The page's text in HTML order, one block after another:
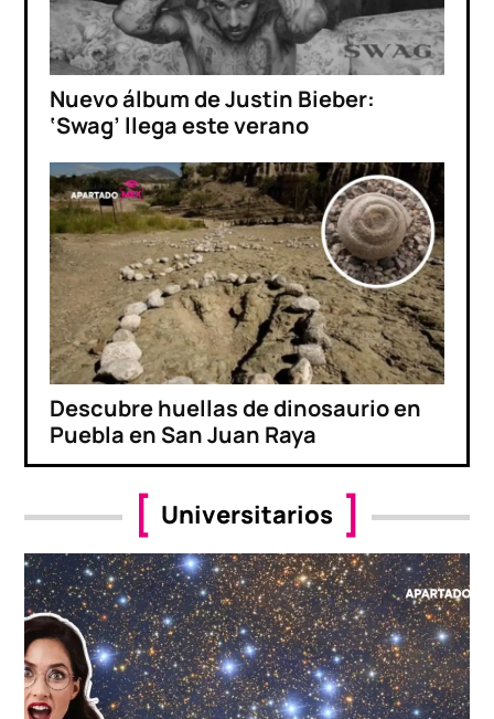
Nuevo álbum de Justin Bieber:
‘Swag’ llega este verano
Descubre huellas de dinosaurio en
Puebla en San Juan Raya
Universitarios